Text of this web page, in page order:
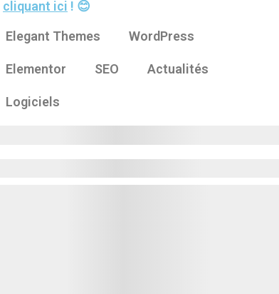
cliquant ici ! 😊
Elegant Themes
WordPress
Elementor SEO Actualités
Logiciels